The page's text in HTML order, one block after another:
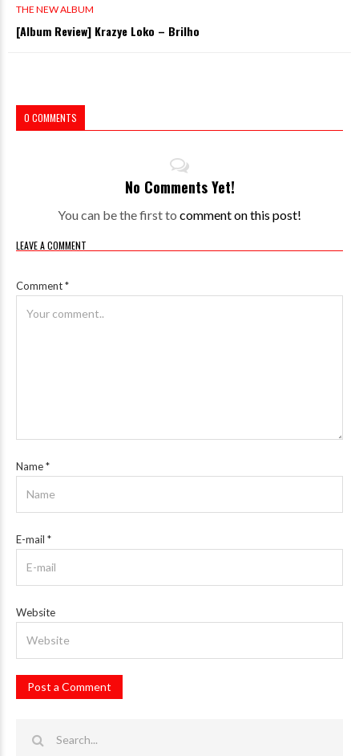
THE NEW ALBUM
[Album Review] Krazye Loko – Brilho
0 COMMENTS
No Comments Yet!
You can be the first to comment on this post!
LEAVE A COMMENT
Comment*
Name*
E-mail *
Website